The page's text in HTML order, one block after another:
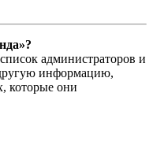
администраторов и
информацию,
которые они